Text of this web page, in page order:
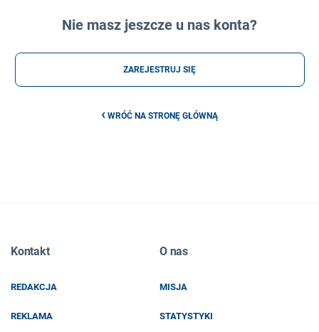
Nie masz jeszcze u nas konta?
ZAREJESTRUJ SIĘ
‹ WRÓĆ NA STRONĘ GŁÓWNĄ
Kontakt
REDAKCJA
REKLAMA
O nas
MISJA
STATYSTYKI